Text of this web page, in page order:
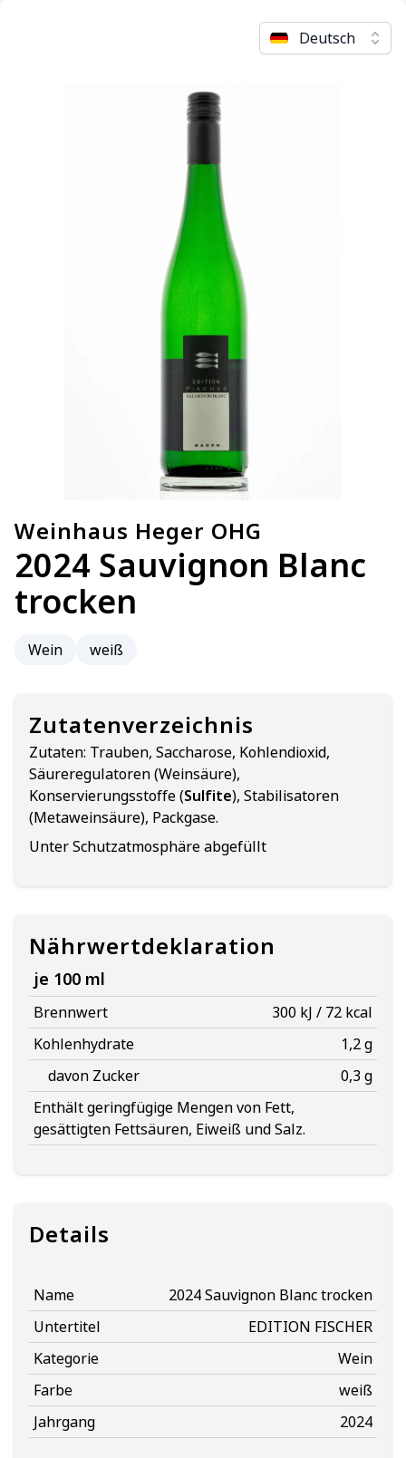
Deutsch
Weinhaus Heger OHG
2024 Sauvignon Blanc
trocken
Wein weiß
Zutatenverzeichnis
Zutaten: Trauben, Saccharose, Kohlendioxid,
Säureregulatoren (Weinsäure),
Konservierungsstoffe (Sulfite), Stabilisatoren
(Metaweinsäure), Packgase.
Unter Schutzatmosphäre abgefüllt
Nährwertdeklaration
je 100 ml
Brennwert
300 kJ / 72 kcal
Kohlenhydrate
1,2 g
davon Zucker
0,3 g
Enthält geringfügige Mengen von Fett,
gesättigten Fettsäuren, Eiweiß und Salz.
Details
Name
2024 Sauvignon Blanc trocken
Untertitel
EDITION FISCHER
Kategorie
Wein
Farbe
weiß
Jahrgang
2024